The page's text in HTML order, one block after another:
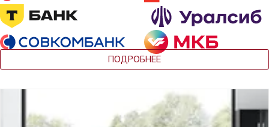
ПОДРОБНЕЕ